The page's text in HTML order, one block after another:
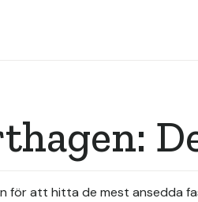
för att hitta de mest ansedda